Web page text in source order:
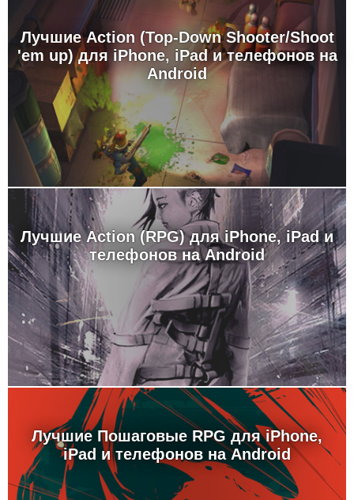
Лучшие Action (Top-Down Shooter/Shoot
'em up) для iPhone, iPad и телефонов на
Android
Лучшие Action (RPG) для iPhone, iPad и
телефонов на Android
Лучшие Пошаговые RPG для iPhone,
iPad и телефонов на Android